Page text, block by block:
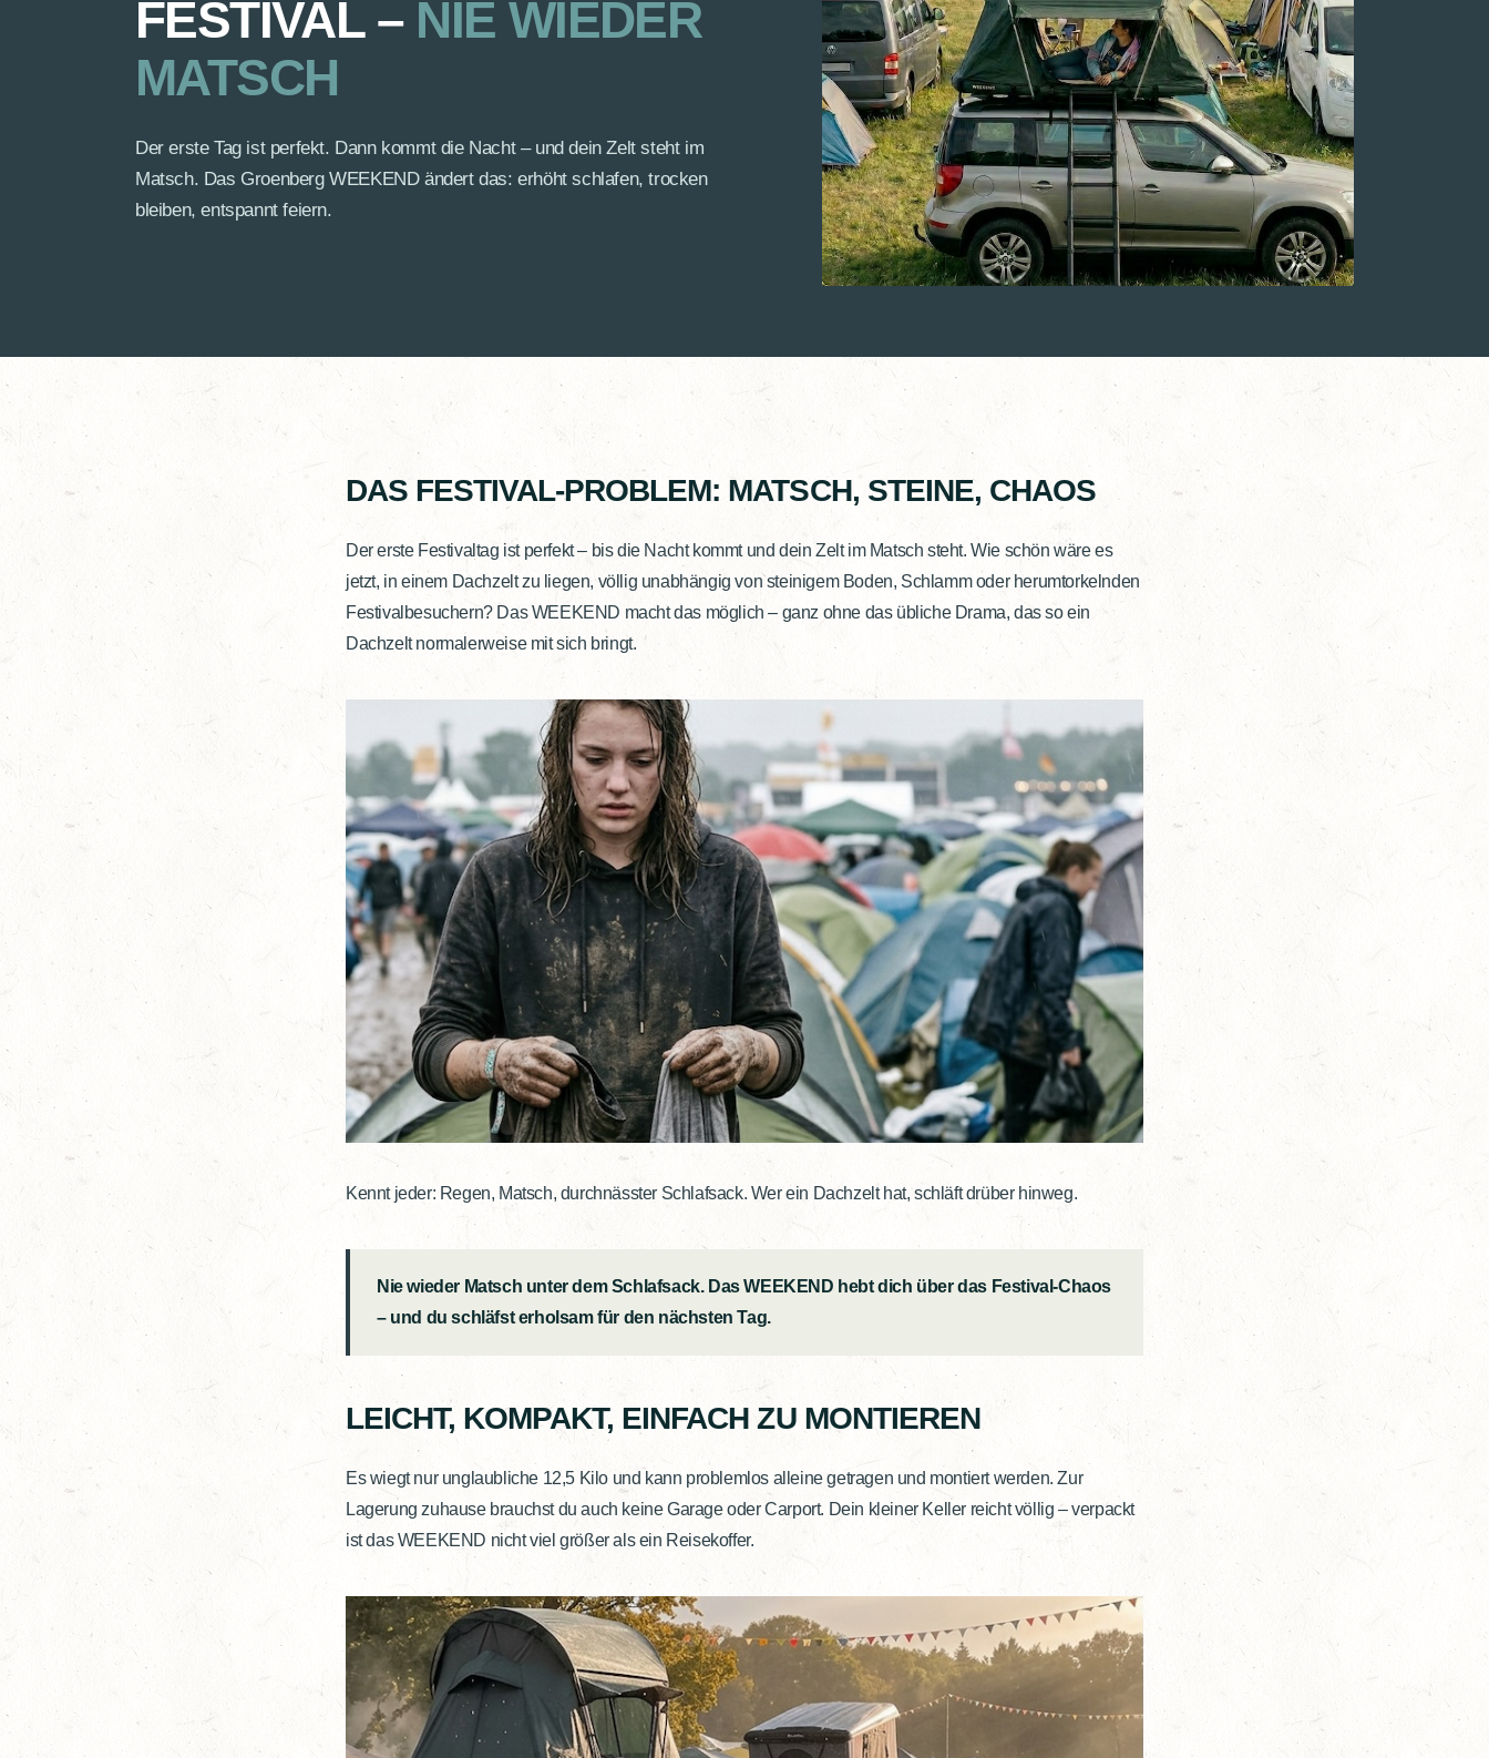
FESTIVAL – NIE WIEDER
MATSCH
Der erste Tag ist perfekt. Dann kommt die Nacht – und dein Zelt steht im
Matsch. Das Groenberg WEEKEND ändert das: erhöht schlafen, trocken
bleiben, entspannt feiern.
DAS FESTIVAL-PROBLEM: MATSCH, STEINE, CHAOS
Der erste Festivaltag ist perfekt – bis die Nacht kommt und dein Zelt im Matsch steht. Wie schön wäre es
jetzt, in einem Dachzelt zu liegen, völlig unabhängig von steinigem Boden, Schlamm oder herumtorkelnden
Festivalbesuchern? Das WEEKEND macht das möglich – ganz ohne das übliche Drama, das so ein
Dachzelt normalerweise mit sich bringt.
Kennt jeder: Regen, Matsch, durchnässter Schlafsack. Wer ein Dachzelt hat, schläft drüber hinweg.
Nie wieder Matsch unter dem Schlafsack. Das WEEKEND hebt dich über das Festival-Chaos
– und du schläfst erholsam für den nächsten Tag.
LEICHT, KOMPAKT, EINFACH ZU MONTIEREN
Es wiegt nur unglaubliche 12,5 Kilo und kann problemlos alleine getragen und montiert werden. Zur
Lagerung zuhause brauchst du auch keine Garage oder Carport. Dein kleiner Keller reicht völlig – verpackt
ist das WEEKEND nicht viel größer als ein Reisekoffer.